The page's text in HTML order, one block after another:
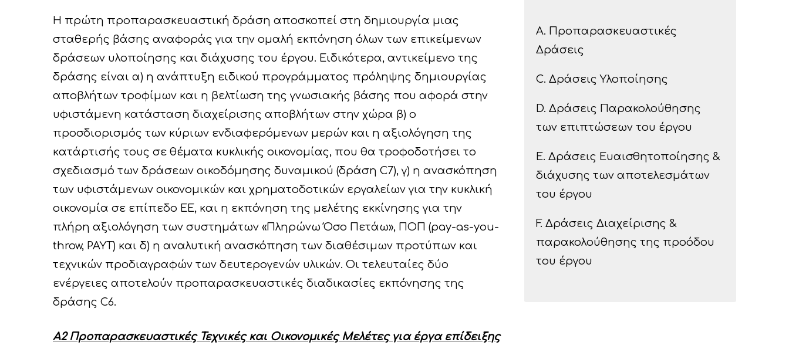
Hit enter to search or ESC to close
Η πρώτη προπαρασκευαστική δράση αποσκοπεί στη δημιουργία μιας
σταθερής βάσης αναφοράς για την ομαλή εκπόνηση όλων των επικείμενων
δράσεων υλοποίησης και διάχυσης του έργου. Ειδικότερα, αντικείμενο της
δράσης είναι α) η ανάπτυξη ειδικού προγράμματος πρόληψης δημιουργίας
αποβλήτων τροφίμων και η βελτίωση της γνωσιακής βάσης που αφορά στην
υφιστάμενη κατάσταση διαχείρισης αποβλήτων στην χώρα β) ο
προσδιορισμός των κύριων ενδιαφερόμενων μερών και η αξιολόγηση της
κατάρτισής τους σε θέματα κυκλικής οικονομίας, που θα τροφοδοτήσει το
σχεδιασμό των δράσεων οικοδόμησης δυναμικού (δράση C7), γ) η ανασκόπηση
των υφιστάμενων οικονομικών και χρηματοδοτικών εργαλείων για την κυκλική
οικονομία σε επίπεδο ΕΕ, και η εκπόνηση της μελέτης εκκίνησης για την
πλήρη αξιολόγηση των συστημάτων «Πληρώνω Όσο Πετάω», ΠΟΠ (pay-as-you-
throw, PAYT) και δ) η αναλυτική ανασκόπηση των διαθέσιμων προτύπων και
τεχνικών προδιαγραφών των δευτερογενών υλικών. Οι τελευταίες δύο
ενέργειες αποτελούν προπαρασκευαστικές διαδικασίες εκπόνησης της
δράσης C6.
A2 Προπαρασκευαστικές Τεχνικές και Οικονομικές Μελέτες για έργα επίδειξης
A. Προπαρασκευαστικές
Δράσεις
C. Δράσεις Υλοποίησης
D. Δράσεις Παρακολούθησης
των επιπτώσεων του έργου
E. Δράσεις Ευαισθητοποίησης &
διάχυσης των αποτελεσμάτων
του έργου
F. Δράσεις Διαχείρισης &
παρακολούθησης της προόδου
του έργου